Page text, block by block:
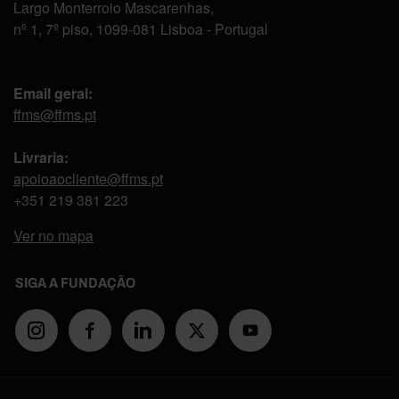
Largo Monterroio Mascarenhas,
nº 1, 7º piso, 1099-081 Lisboa - Portugal
Email geral:
ffms@ffms.pt
Livraria:
apoioaocliente@ffms.pt
+351 219 381 223
Ver no mapa
SIGA A FUNDAÇÃO